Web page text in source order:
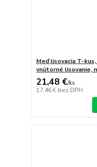
Meď lisovacia T-
vnútorné lisovanie,
21,48 €/ks
17,46 € bez DPH